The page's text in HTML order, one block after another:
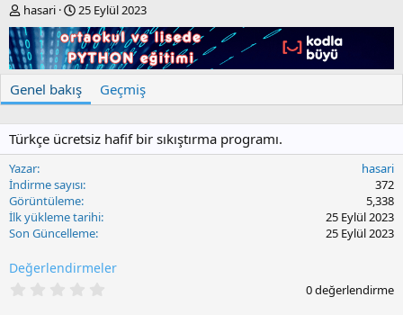
Y
a
z
a
r
hasari
C
r
e
a
t
i
o
n
d
a
e
25 Eylül 2023
Genel bakış Geçmiş
Türkçe ücretsiz hafif bir sıkıştırma programı.
Yazar
hasari
İndirme sayısı
372
Görüntüleme
5,338
İlk yükleme tarihi
25 Eylül 2023
Son Güncelleme
25 Eylül 2023
Değerlendirmeler
0 değerlendirme